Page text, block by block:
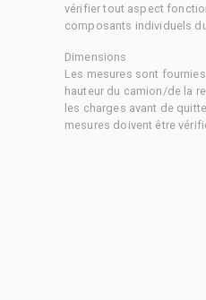
vérifier tout aspect
composants individuels
Dimensions
Les mesures sont
hauteur du camion/de la
les charges avant de
mesures doivent être